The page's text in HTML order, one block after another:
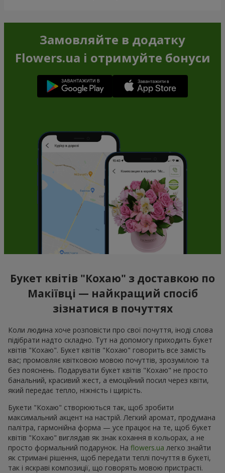
Замовляйте в додатку
Flowers.ua і отримуйте бонуси
Букет квітів "Кохаю" з доставкою по
Макіївці — найкращий спосіб
зізнатися в почуттях
Коли людина хоче розповісти про свої почуття, іноді слова
підібрати надто складно. Тут на допомогу приходить букет
квітів "Кохаю". Букет квітів "Кохаю" говорить все замість
вас; промовляє квітковою мовою почуттів, зрозумілою та
без пояснень. Подарувати букет квітів "Кохаю" не просто
банальний, красивий жест, а емоційний посил через квіти,
який передає тепло, ніжність і щирість.
Букети "Кохаю" створюються так, щоб зробити
максимальний акцент на настрій. Легкий аромат, продумана
палітра, гармонійна форма — усе працює на те, щоб букет
квітів "Кохаю" виглядав як знак кохання в кольорах, а не
просто формальний подарунок. На flowers.ua легко знайти
як стримані рішення, щоб передати теплі почуття в букеті,
так і яскраві композиції, що говорять мовою пристрасті.